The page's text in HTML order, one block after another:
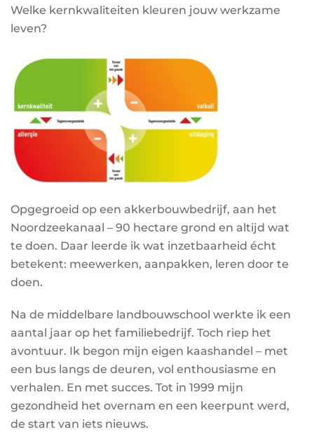
Welke kernkwaliteiten kleuren jouw werkzame
leven?
Opgegroeid op een akkerbouwbedrijf, aan het
Noordzeekanaal – 90 hectare grond en altijd wat
te doen. Daar leerde ik wat inzetbaarheid écht
betekent: meewerken, aanpakken, leren door te
doen.
Na de middelbare landbouwschool werkte ik een
aantal jaar op het familiebedrijf. Toch riep het
avontuur. Ik begon mijn eigen kaashandel – met
een bus langs de deuren, vol enthousiasme en
verhalen. En met succes. Tot in 1999 mijn
gezondheid het overnam en een keerpunt werd,
de start van iets nieuws.